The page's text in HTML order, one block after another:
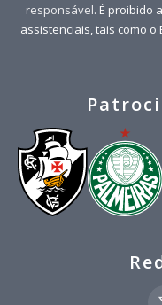
responsável. É proibido
assistenciais, tais como o